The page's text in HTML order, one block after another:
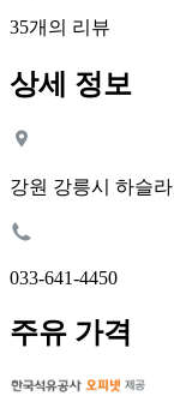
35개의 리뷰
상세 정보
강원 강릉시 하슬
033-641-4450
주유 가격